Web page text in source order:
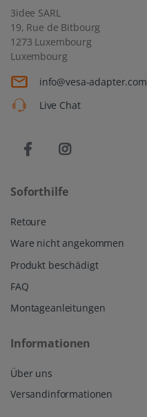
3idee SARL
19, Rue de Bitbourg
1273 Luxembourg
Luxembourg
info@vesa-adapter.com
Live Chat
Soforthilfe
Retoure
Ware nicht angekommen
Produkt beschädigt
FAQ
Montageanleitungen
Informationen
Über uns
Versandinformationen